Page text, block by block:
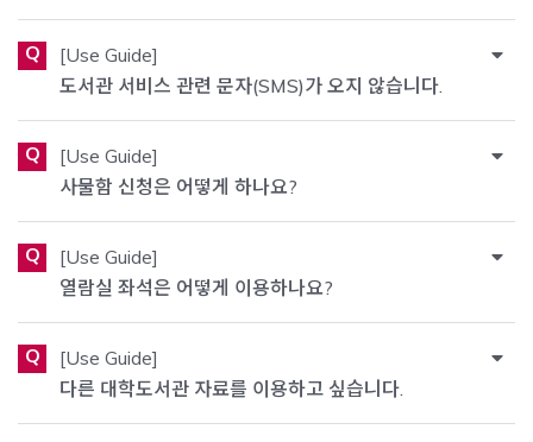
Q
[Use Guide]
도서관 서비스 관련 문자(SMS)가 오지 않습니다.
Q
[Use Guide]
사물함 신청은 어떻게 하나요?
Q
[Use Guide]
열람실 좌석은 어떻게 이용하나요?
Q
[Use Guide]
다른 대학도서관 자료를 이용하고 싶습니다.